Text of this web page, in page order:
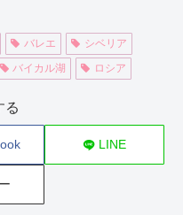
バレエ
シベリア
バイカル湖 ロシア
る
LINE